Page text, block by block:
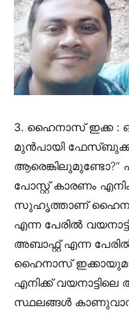
3. ഹൈനാസ്‌ ഇക്ക :
മുൻപായി
ആരെങ്കിലുമുണ്ടോ?”
പോസ്റ്റ് കാരണം
സുഹൃത്താണ് ഹൈനാസ്‌
എന്ന പേരിൽ
അബാഫ്റ്റ്‌ എന്ന
ഹൈനാസ്‌
എനിക്ക്
സ്ഥലങ്ങൾ